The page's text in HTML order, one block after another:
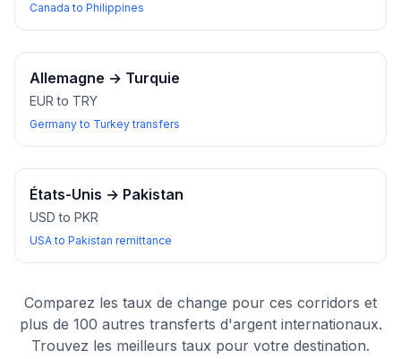
Canada to Philippines
Allemagne → Turquie
EUR to TRY
Germany to Turkey transfers
États-Unis → Pakistan
USD to PKR
USA to Pakistan remittance
Comparez les taux de change pour ces corridors et
plus de 100 autres transferts d'argent internationaux.
Trouvez les meilleurs taux pour votre destination.